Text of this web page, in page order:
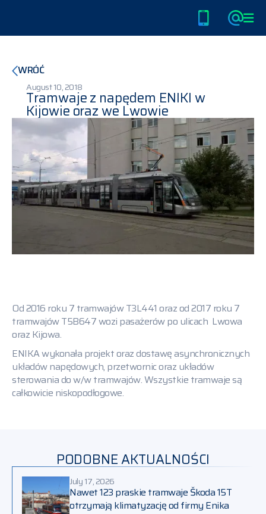
O nas
Tramwaje
Autobusy i Trolejbusy
Stacje ładowania
Klimatyzacje dla tramwajów
Kariera
PL /
WRÓĆ
August 10, 2018
Tramwaje z napędem ENIKI w
Kijowie oraz we Lwowie
Od 2016 roku 7 tramwajów T3L441 oraz od 2017 roku 7
tramwajów T5B647 wozi pasażerów po ulicach Lwowa
oraz Kijowa.
ENIKA wykonała projekt oraz dostawę asynchronicznych
układów napędowych, przetwornic oraz układów
sterowania do w/w tramwajów. Wszystkie tramwaje są
całkowicie niskopodłogowe.
PODOBNE AKTUALNOŚCI
July 17, 2026
Nawet 123 praskie tramwaje Škoda 15T
otrzymają klimatyzację od firmy Enika